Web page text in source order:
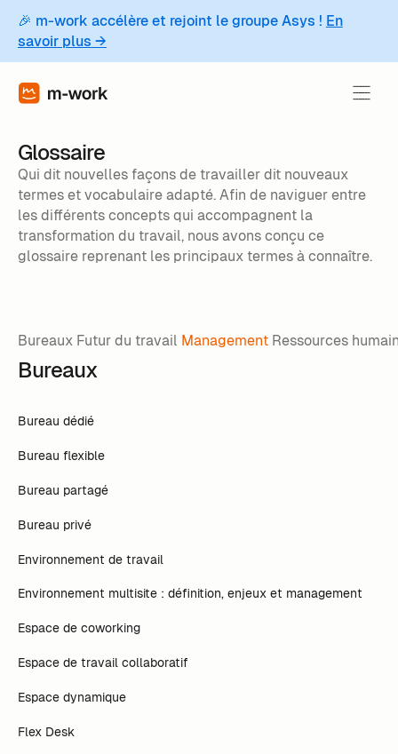
🎉 m-work accélère et rejoint le groupe Asys ! En
savoir plus →
Glossaire
Qui dit nouvelles façons de travailler dit nouveaux
termes et vocabulaire adapté. Afin de naviguer entre
les différents concepts qui accompagnent la
transformation du travail, nous avons conçu ce
glossaire reprenant les principaux termes à connaître.
Bureaux Futur du travail Management Ressources
Bureaux
Bureau dédié
Bureau flexible
Bureau partagé
Bureau privé
Environnement de travail
Environnement multisite : définition, enjeux et management
Espace de coworking
Espace de travail collaboratif
Espace dynamique
Flex Desk